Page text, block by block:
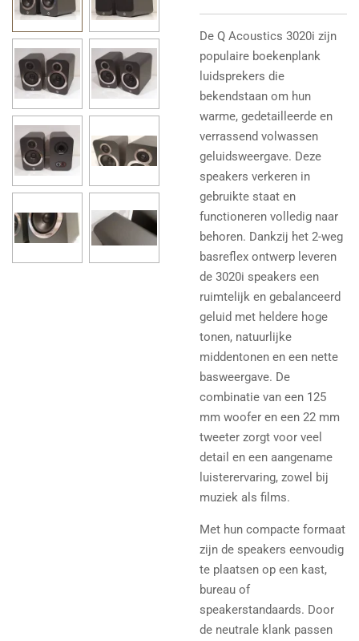
De Q Acoustics 3020i zijn
populaire boekenplank
luidsprekers die
bekendstaan om hun
warme, gedetailleerde en
verrassend volwassen
geluidsweergave. Deze
speakers verkeren in
gebruikte staat en
functioneren volledig naar
behoren. Dankzij het 2-weg
basreflex ontwerp leveren
de 3020i speakers een
ruimtelijk en gebalanceerd
geluid met heldere hoge
tonen, natuurlijke
middentonen en een nette
basweergave. De
combinatie van een 125
mm woofer en een 22 mm
tweeter zorgt voor veel
detail en een aangename
luisterervaring, zowel bij
muziek als films.
Met hun compacte formaat
zijn de speakers eenvoudig
te plaatsen op een kast,
bureau of
speakerstandaards. Door
de neutrale klank passen